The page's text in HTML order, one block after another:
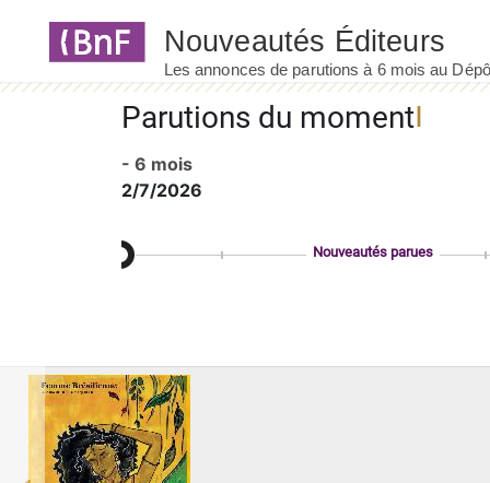
Parutions du moment
- 6 mois
2/7/2026
Nouveautés parues